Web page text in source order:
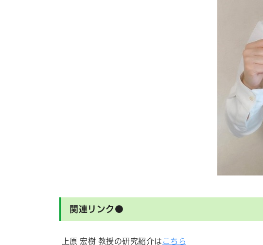
関連リンク●
上原 宏樹 教授の研究紹介は こちら